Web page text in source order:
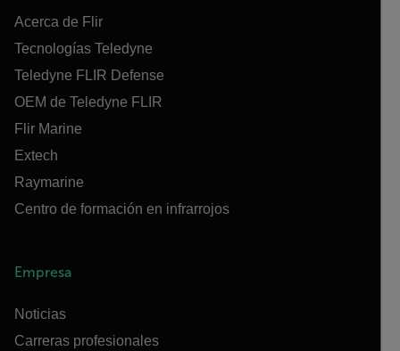
Acerca de Flir
Tecnologías Teledyne
Teledyne FLIR Defense
OEM de Teledyne FLIR
Flir Marine
Extech
Raymarine
Centro de formación en infrarrojos
Empresa
Noticias
Carreras profesionales